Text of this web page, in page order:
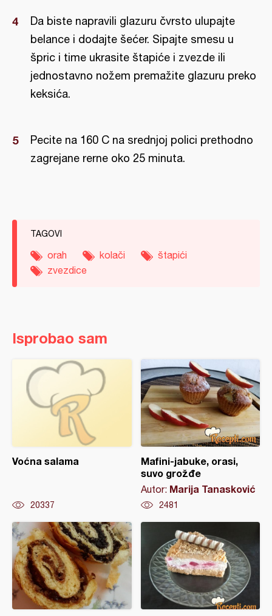
Da biste napravili glazuru čvrsto ulupajte
belance i dodajte šećer. Sipajte smesu u
špric i time ukrasite štapiće i zvezde ili
jednostavno nožem premažite glazuru preko
keksića.
Pecite na 160 C na srednjoj polici prethodno
zagrejane rerne oko 25 minuta.
TAGOVI
orah kolači
štapići
zvezdice
Isprobao sam
Voćna salama
20337
Mafini-jabuke, orasi,
suvo grožđe
Autor: Marija Tanasković
2481